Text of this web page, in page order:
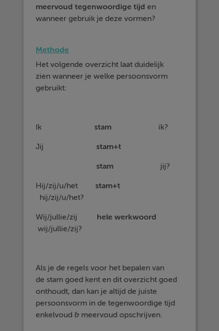
meervoud tegenwoordige tijd en
wanneer gebruik je deze vormen?
Methode
Het volgende overzicht laat duidelijk
zien wanneer je welke persoonsvorm
gebruikt:
Ikstam ik?
Jijstam+t
stam jij?
Hij/zij/u/hetstam+t
hij/zij/u/het?
Wij/jullie/zij hele werkwoord
wij/jullie/zij?
Als je de regels voor het bepalen van
de stam goed kent en dit overzicht goed
onthoudt, dan kan je altijd de juiste
persoonsvorm in de tegenwoordige tijd
enkelvoud & meervoud opschrijven.